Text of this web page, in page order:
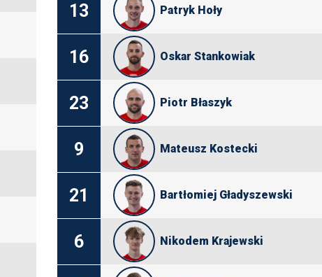
13 Patryk Hoły
16 Oskar Stankowiak
23 Piotr Błaszyk
9 Mateusz Kostecki
21 Bartłomiej Gładyszewski
6 Nikodem Krajewski